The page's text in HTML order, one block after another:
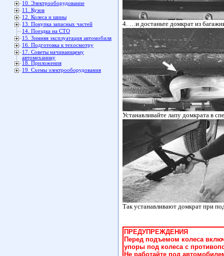
10. Электрооборудование
11. Кузов
12. Колеса и шины
13. Покупка запасных частей
14. Поездка на СТО
15. Зимняя эксплуатация автомобиля
16. Подготовка к техосмотру
17. Советы начинающему
автомеханику
18. Приложения
19. Схемы электрооборудования
4. …и достаньте домкрат из
Устанавливайте лапу домкрата в
Так устанавливают домкрат при
ПРЕДУПРЕЖДЕНИЯ
Перед подъемом колеса
упоры под колеса с
Не работайте под